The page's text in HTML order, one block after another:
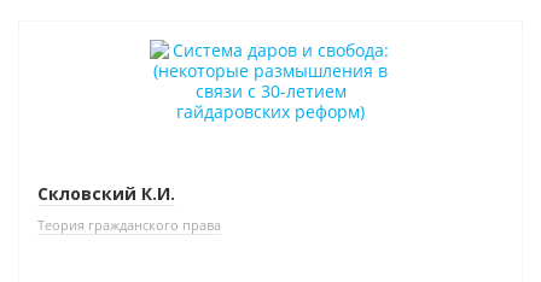
Нет в наличии
Скловский К.И.
Теория гражданского права